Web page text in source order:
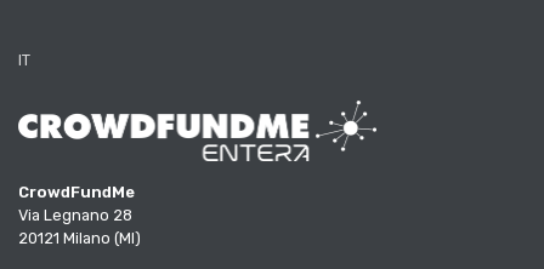
IT
CrowdFundMe
Via Legnano 28
20121 Milano (MI)